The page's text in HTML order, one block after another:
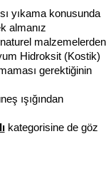
yıkama konusunda
almanız
malzemelerden
Hidroksit (Kostik)
gerektiğinin
ışığından
kategorisine de göz